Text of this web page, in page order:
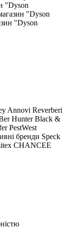
"Dyson
"Dyson
"Dyson
Annovi Reverberi
Hunter Black &
PestWest
бренди Speck
CHANCEE